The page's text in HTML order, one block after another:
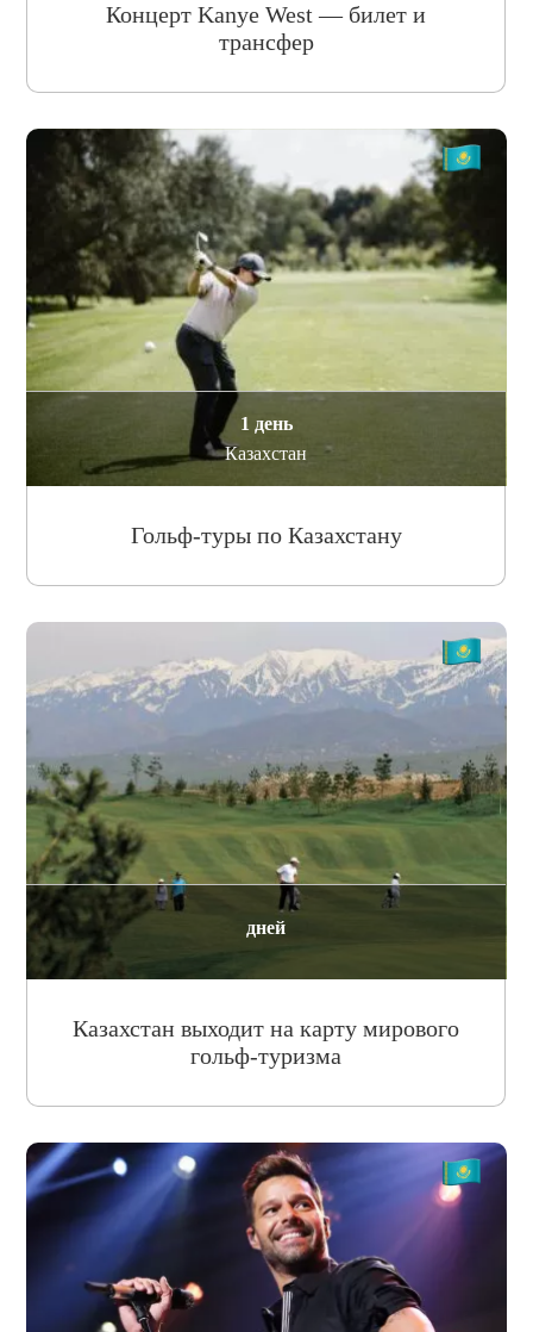
Концерт Kanye West — билет и
трансфер
1 день
Казахстан
Гольф-туры по Казахстану
дней
Казахстан выходит на карту мирового
гольф-туризма